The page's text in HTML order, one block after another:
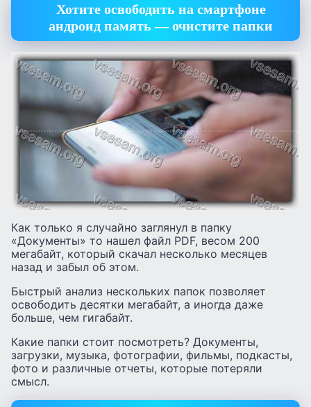
Хотите освободить на смартфоне
андроид память — очистите папки
Как только я случайно заглянул в папку
«Документы» то нашел файл PDF, весом 200
мегабайт, который скачал несколько месяцев
назад и забыл об этом.
Быстрый анализ нескольких папок позволяет
освободить десятки мегабайт, а иногда даже
больше, чем гигабайт.
Какие папки стоит посмотреть? Документы,
загрузки, музыка, фотографии, фильмы, подкасты,
фото и различные отчеты, которые потеряли
смысл.